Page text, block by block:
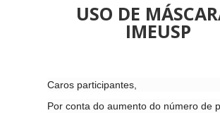
USO DE
IMEUSP
Caros participantes,
Por conta do aumento do número de